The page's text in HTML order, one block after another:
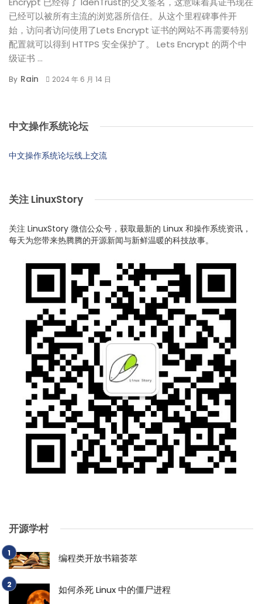
已经可以被所有主流的浏览器所信任。从这个里程碑事件开
始，访问者访问使用了Lets Encrypt 证书的网站不再需要特别
配置就可以得到 HTTPS 安全保护了。 Lets Encrypt 的两个中
级证书 ...
By Rain 2024 年 6 月 14 日
中文操作系统论坛
中文操作系统论坛线上交流
关注 LinuxStory
关注 LinuxStory 微信公众号，获取最新的 Linux 和操作系统资讯，
每天为您带来热腾腾的开源新闻与新鲜温暖的科技故事。
开源学村
编程类开放书籍荟萃
如何杀死 Linux 中的僵尸进程